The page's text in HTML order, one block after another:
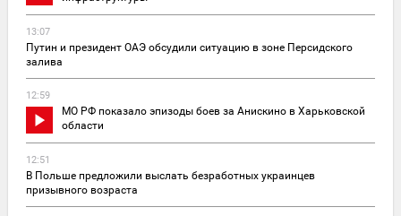
13:07
Путин и президент ОАЭ обсудили ситуацию в зоне Персидского
залива
12:59
МО РФ показало эпизоды боев за Анискино в Харьковской
области
12:51
В Польше предложили выслать безработных украинцев
призывного возраста